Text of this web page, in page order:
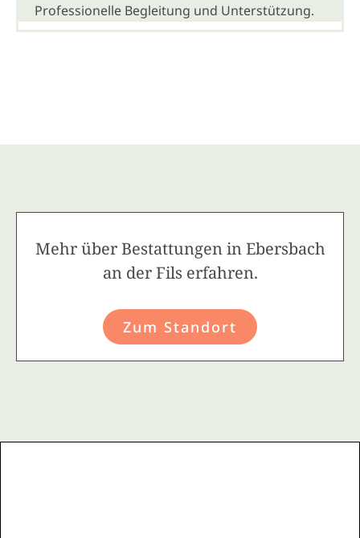
Professionelle Begleitung und Unterstützung.
Mehr über Bestattungen in Ebersbach
an der Fils erfahren.
Zum Standort